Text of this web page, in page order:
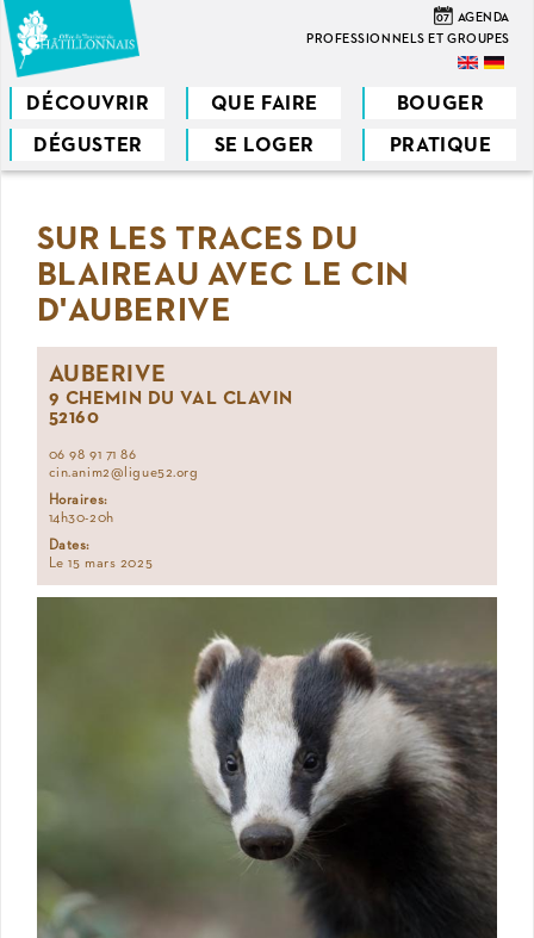
Aller
au
contenu
principal
07 AGENDA
PROFESSIONNELS ET GROUPES
DÉCOUVRIR QUE FAIRE BOUGER
DÉGUSTER SE LOGER PRATIQUE
Vous
SUR LES TRACES DU
BLAIREAU AVEC LE CIN
D'AUBERIVE
AUBERIVE
9 CHEMIN DU VAL CLAVIN
52160
06 98 91 71 86
cin.anim2@ligue52.org
Horaires:
14h30-20h
Dates:
Le 15 mars 2025